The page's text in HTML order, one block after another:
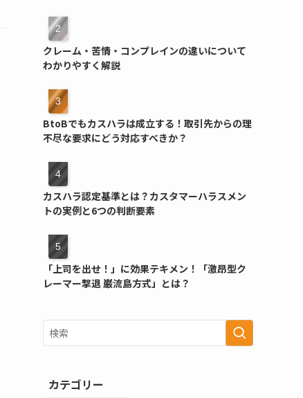
クレーム・苦情・コンプレインの違いについて
わかりやすく解説
BtoBでもカスハラは成立する！取引先からの理
不尽な要求にどう対応すべきか？
カスハラ認定基準とは？カスタマーハラスメン
トの実例と6つの判断要素
「上司を出せ！」に効果テキメン！「激昂型ク
レーマー撃退 巌流島方式」とは？
カテゴリー